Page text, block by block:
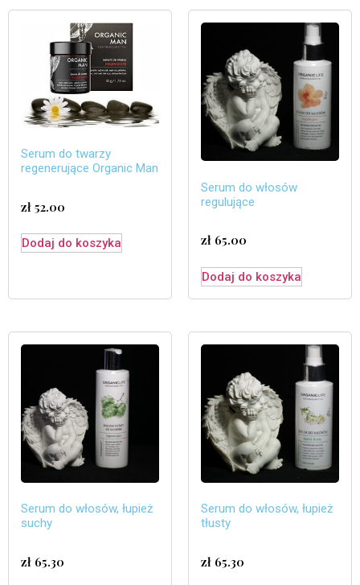
Serum do twarzy
regenerujące Organic Man
zł 52.00
Dodaj do koszyka
Serum do włosów
regulujące
zł 65.00
Dodaj do koszyka
Serum do włosów, łupież
suchy
zł 65.30
Serum do włosów, łupież
tłusty
zł 65.30